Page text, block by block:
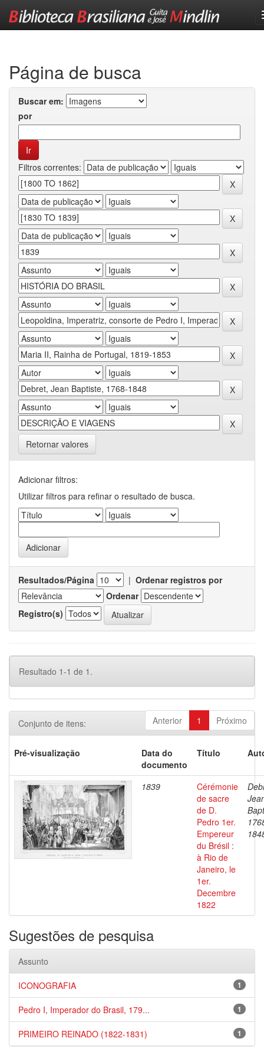
Página de busca
Buscar em:
por
Filtros correntes:
Retornar valores
Adicionar filtros:
Utilizar filtros para refinar o resultado de busca.
Resultados/Página | Ordenar registros por
Ordenar
Registro(s)
Resultado 1-1 de 1.
Anterior 1 Próximo
Conjunto de itens:
Pré-visualização
Data do
documento
Título
1839
Cérémonie
de sacre
de D.
Pedro 1er.
Empereur
du Brésil :
à Rio de
Janeiro, le
1er.
Decembre
1822
Sugestões de pesquisa
Assunto
1
ICONOGRAFIA
1
Pedro I, Imperador do Brasil, 179...
1
PRIMEIRO REINADO (1822-1831)